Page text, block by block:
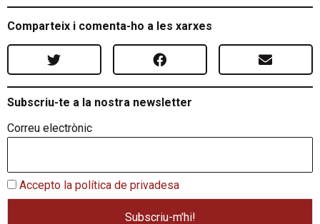
Comparteix i comenta-ho a les xarxes
Subscriu-te a la nostra newsletter
Correu electrònic
Accepto la política de privadesa